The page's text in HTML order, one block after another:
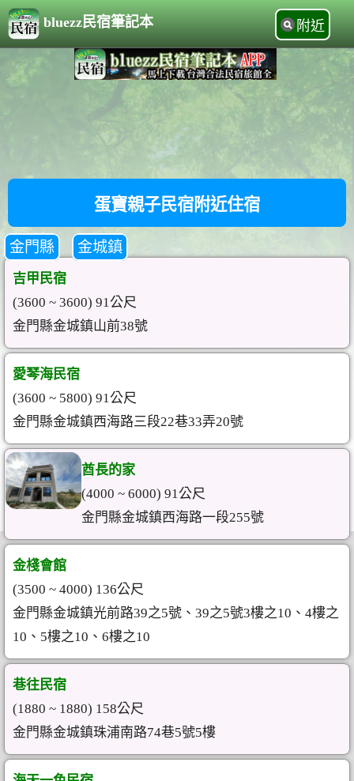
bluezz民宿筆記本 附近
蛋寶親子民宿附近住宿
金門縣 金城鎮
吉甲民宿
(3600 ~ 3600) 91公尺
金門縣金城鎮山前38號
愛琴海民宿
(3600 ~ 5800) 91公尺
金門縣金城鎮西海路三段22巷33弄20號
酋長的家
(4000 ~ 6000) 91公尺
金門縣金城鎮西海路一段255號
金棧會館
(3500 ~ 4000) 136公尺
金門縣金城鎮光前路39之5號、39之5號3樓之10、4樓之
10、5樓之10、6樓之10
巷往民宿
(1880 ~ 1880) 158公尺
金門縣金城鎮珠浦南路74巷5號5樓